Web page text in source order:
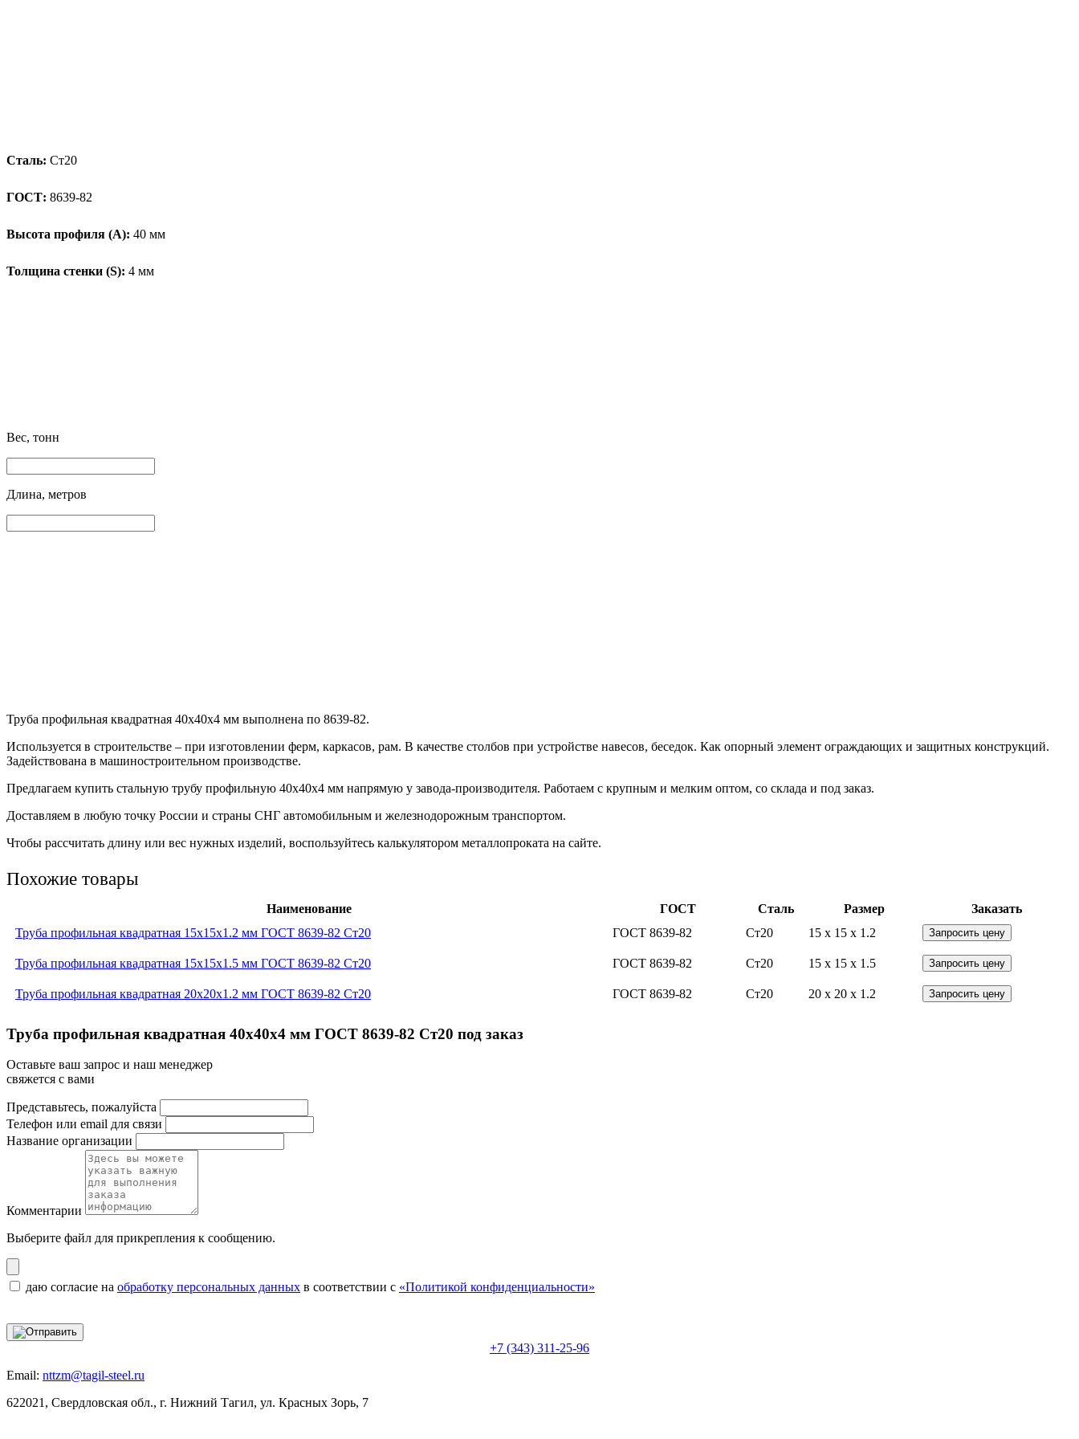
Сталь: Ст20
ГОСТ: 8639-82
Высота профиля (А): 40 мм
Толщина стенки (S): 4 мм
Вес, тонн
Длина, метров
Труба профильная квадратная 40х40х4 мм выполнена по 8639-82.
Используется в строительстве – при изготовлении ферм, каркасов, рам. В качестве столбов при устройстве навесов, беседок. Как опорный элемент ограждающих и защитных конструкций.
Задействована в машиностроительном производстве.
Предлагаем купить стальную трубу профильную 40х40х4 мм напрямую у завода-производителя. Работаем с крупным и мелким оптом, со склада и под заказ.
Доставляем в любую точку России и страны СНГ автомобильным и железнодорожным транспортом.
Чтобы рассчитать длину или вес нужных изделий, воспользуйтесь калькулятором металлопроката на сайте.
Похожие товары
Наименование ГОСТ Сталь Размер
Заказать
Труба профильная квадратная 15x15x1.2 мм ГОСТ 8639-82 Ст20
ГОСТ 8639-82 Ст20 15 x 15 x 1.2 Запросить цену
Труба профильная квадратная 15x15x1.5 мм ГОСТ 8639-82 Ст20 ГОСТ 8639-82 Ст20 15 x 15 x 1.5 Запросить цену
Труба профильная квадратная 20x20x1.2 мм ГОСТ 8639-82 Ст20 ГОСТ 8639-82 Ст20 20 x 20 x 1.2 Запросить цену
Труба профильная квадратная 40x40x4 мм ГОСТ 8639-82 Ст20 под заказ
Оставьте ваш запрос и наш менеджер
свяжется с вами
Представьтесь, пожалуйста
Телефон или email для связи
Название организации
Комментарии
Выберите файл для прикрепления к сообщению.
даю согласие на обработку персональных данных в соответствии с «Политикой конфиденциальности»
+7 (343) 311-25-96
Email: nttzm@tagil-steel.ru
622021, Свердловская обл., г. Нижний Тагил, ул. Красных Зорь, 7